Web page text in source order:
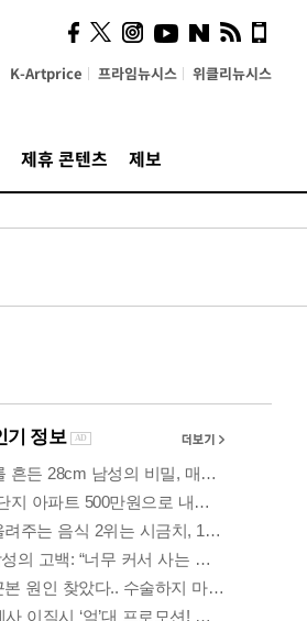
K-Artprice 프라임뉴시스 위클리뉴시스
제휴 콘텐츠 제보
시, 스마트폰 액세서리에
NFC 더했다